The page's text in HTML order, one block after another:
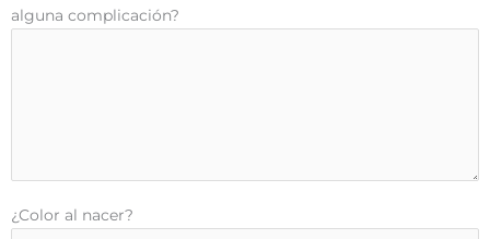
alguna complicación?
¿Color al nacer?